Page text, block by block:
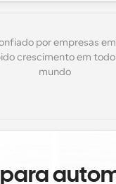
por empresas em
crescimento em todo
mundo
para